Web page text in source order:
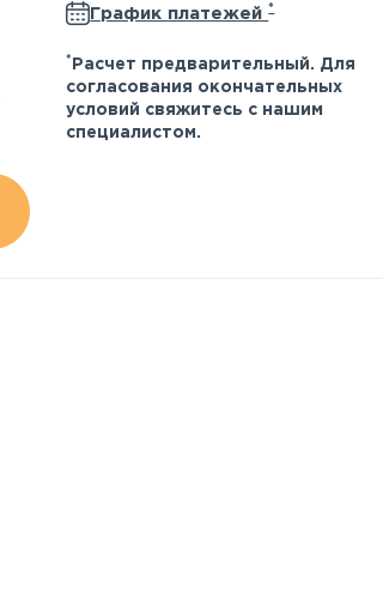
График платежей*
* Расчет предварительный. Для
согласования окончательных
условий свяжитесь с нашим
специалистом.